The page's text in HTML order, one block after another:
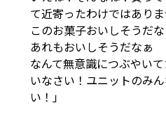
て近寄ったわけではあり
このお菓子おいしそうだ
あれもおいしそうだなぁ
なんて無意識につぶやい
いなさい！ユニットのみ
い！」